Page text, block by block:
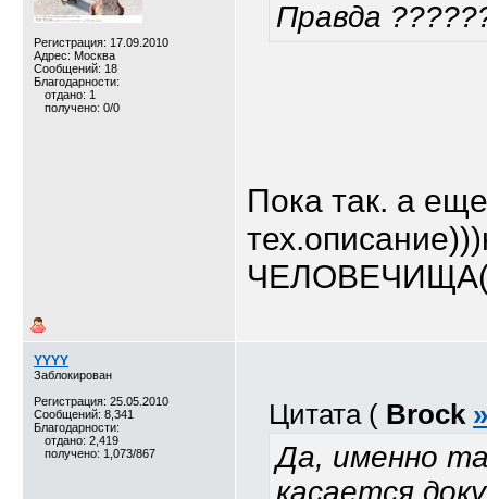
Регистрация: 17.09.2010
Адрес: Москва
Сообщений: 18
Благодарности:
отдано: 1
получено: 0/0
Правда
Пока так. а
YYYY
Заблокирован
Регистрация: 25.05.2010
Сообщений: 8,341
Благодарности:
отдано: 2,419
получено: 1,073/867
Цитата ( Brock »
Да, именно
касается